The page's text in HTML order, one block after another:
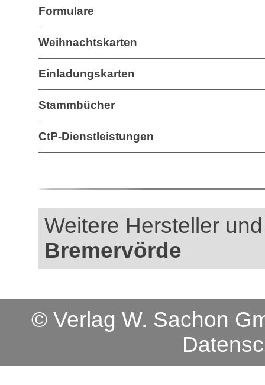
Formulare
Weihnachtskarten
Einladungskarten
Stammbücher
CtP-Dienstleistungen
Weitere Hersteller
Bremervörde
© Verlag W. Sachon